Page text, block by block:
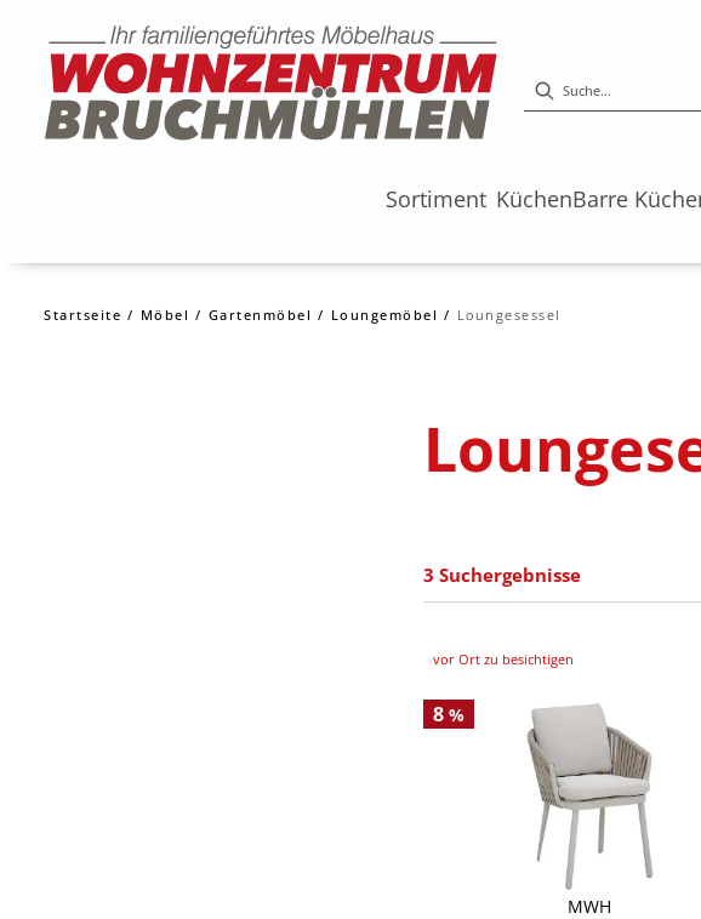
Sortiment KüchenBarre
Startseite Möbel Gartenmöbel Loungemöbel Loungesessel
3 Suchergebnisse
vor Ort zu besichtigen
8 %
MWH